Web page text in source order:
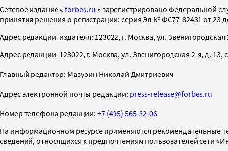
Cетевое издание « forbes.ru » зарегистрировано Федеральной
принятия решения о регистрации: серия Эл № ФС77-82431 от 23
Адрес редакции, издателя: 123022, г. Москва, ул. Звенигородская
Адрес редакции: 123022, г. Москва, ул. Звенигородская 2-я, д. 13,
Главный редактор: Мазурин Николай Дмитриевич
Адрес электронной почты редакции: press-release@forbes.ru
Номер телефона редакции: +7 (495) 565-32-06
На информационном ресурсе применяются рекомендательные
сведений, относящихся к предпочтениям пользователей сети